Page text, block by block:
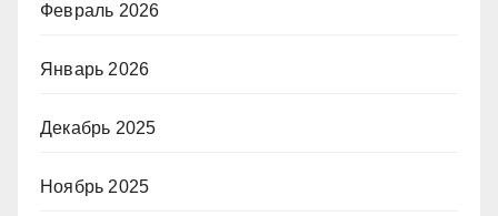
Февраль 2026
Январь 2026
Декабрь 2025
Ноябрь 2025